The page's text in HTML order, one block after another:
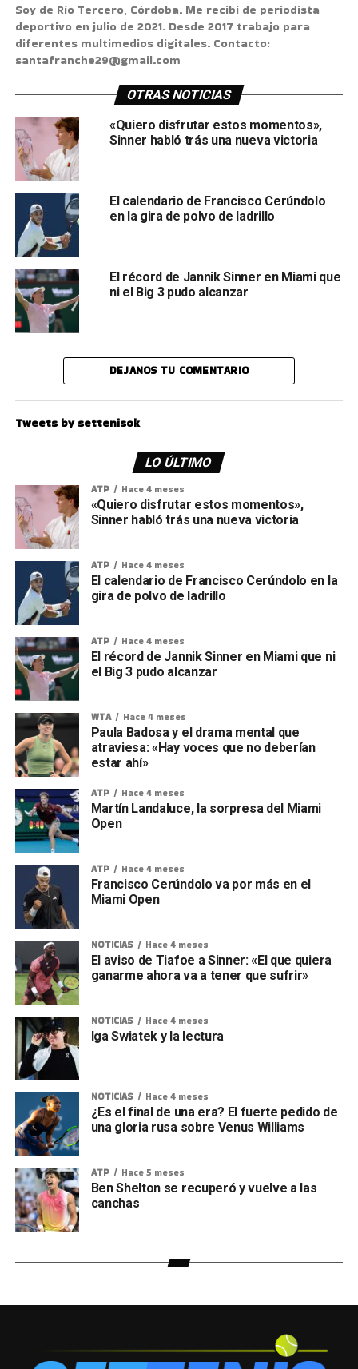
Soy de Río Tercero, Córdoba. Me recibí de periodista
deportivo en julio de 2021. Desde 2017 trabajo para
diferentes multimedios digitales. Contacto:
santafranche29@gmail.com
OTRAS NOTICIAS
«Quiero disfrutar estos momentos»,
Sinner habló trás una nueva victoria
El calendario de Francisco Cerúndolo
en la gira de polvo de ladrillo
El récord de Jannik Sinner en Miami que
ni el Big 3 pudo alcanzar
DEJANOS TU COMENTARIO
Tweets by settenisok
LO ÚLTIMO
ATP Hace 4 meses
«Quiero disfrutar estos momentos»,
Sinner habló trás una nueva victoria
ATP Hace 4 meses
El calendario de Francisco Cerúndolo en la
gira de polvo de ladrillo
ATP Hace 4 meses
El récord de Jannik Sinner en Miami que ni
el Big 3 pudo alcanzar
WTA Hace 4 meses
Paula Badosa y el drama mental que
atraviesa: «Hay voces que no deberían
estar ahí»
ATP Hace 4 meses
Martín Landaluce, la sorpresa del Miami
Open
ATP Hace 4 meses
Francisco Cerúndolo va por más en el
Miami Open
NOTICIAS Hace 4 meses
El aviso de Tiafoe a Sinner: «El que quiera
ganarme ahora va a tener que sufrir»
NOTICIAS Hace 4 meses
Iga Swiatek y la lectura
NOTICIAS Hace 4 meses
¿Es el final de una era? El fuerte pedido de
una gloria rusa sobre Venus Williams
ATP Hace 5 meses
Ben Shelton se recuperó y vuelve a las
canchas